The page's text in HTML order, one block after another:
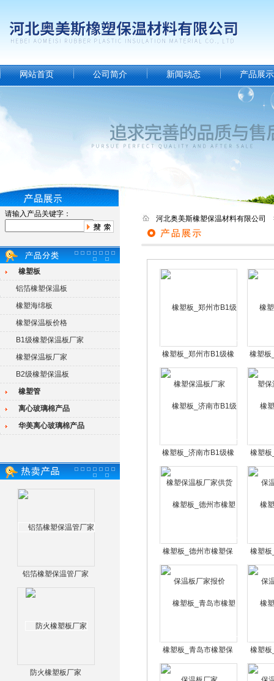
网站首页 公司简介 新闻动态 产品展示
请输入产品关键字：
橡塑板
铝箔橡塑保温板
橡塑海绵板
橡塑保温板价格
B1级橡塑保温板厂家
橡塑保温板厂家
B2级橡塑保温板
橡塑管
离心玻璃棉产品
华美离心玻璃棉产品
铝箔橡塑保温管厂家
防火橡塑板厂家
河北奥美斯橡塑保温材料有限公
橡塑板_郑州市B1级橡
塑保温板厂家
橡塑板
保
橡塑板_济南市B1级橡
塑保温板厂家供货
橡塑板
温
橡塑板_德州市橡塑保
温板厂家报价
橡塑板
温
橡塑板_青岛市橡塑保
温板厂家
橡塑板
温